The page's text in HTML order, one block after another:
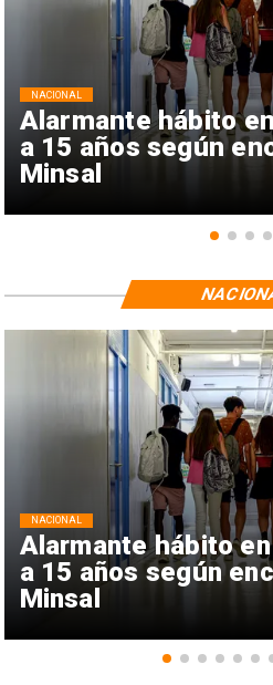
Alarmante hábito
a 15 años según
Minsal
NACIONAL
Alarmante hábito
a 15 años según
Minsal
NACIONAL